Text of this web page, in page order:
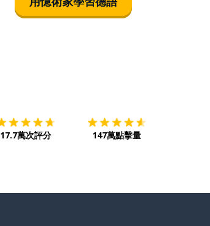
17.7萬次評分 147萬點擊量